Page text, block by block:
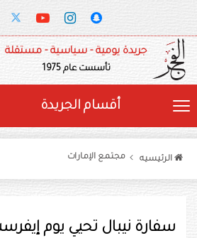
جريدة يومية - سياسية - مستقلة
تأسست عام 1975
أقسام الجريدة
الرئيسيه مجتمع الإمارات